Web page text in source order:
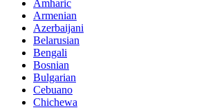
Amharic
Armenian
Azerbaijani
Belarusian
Bengali
Bosnian
Bulgarian
Cebuano
Chichewa